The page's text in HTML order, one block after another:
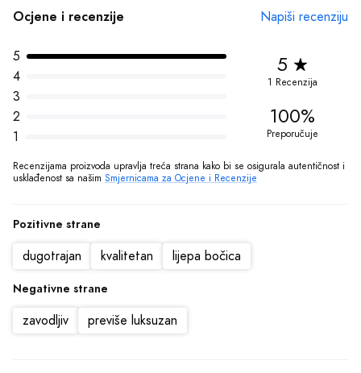
ispravne.
Ocjene i recenzije Napiši recenziju
5
4
3
2
1
5
1 Recenzija
100%
Preporučuje
Recenzijama proizvoda upravlja treća strana kako bi se osigurala autentičnost i
usklađenost sa našim Smjernicama za Ocjene i Recenzije
Pozitivne strane
dugotrajan kvalitetan lijepa bočica
Negativne strane
zavodljiv previše luksuzan